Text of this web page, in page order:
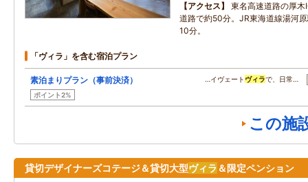
アクセス
東名高速道路の厚
道路で約50分。JR東海道線湯河
10分。
「ヴィラ」を含む宿泊プラン
素泊まりプラン（事前決済）
ポイント2%
…イヴェート ヴィラで、日常…
この施
貸切デザイナーズコテージ＆貸切大型ヴィラ ＆限定ペンション